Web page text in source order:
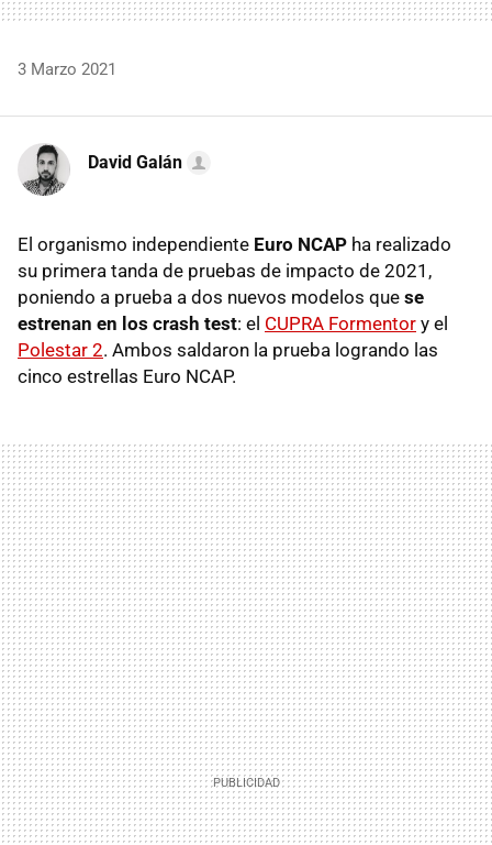
3 Marzo 2021
David Galán
El organismo independiente Euro NCAP ha realizado
su primera tanda de pruebas de impacto de 2021,
poniendo a prueba a dos nuevos modelos que se
estrenan en los crash test: el CUPRA Formentor y el
Polestar 2. Ambos saldaron la prueba logrando las
cinco estrellas Euro NCAP.